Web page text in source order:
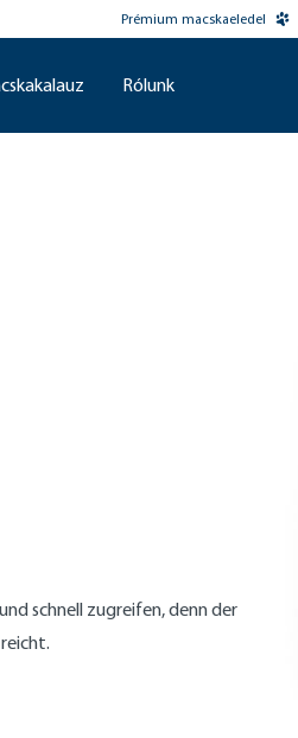
Prémium macskaeledel
Rólunk
schnell zugreifen, denn der